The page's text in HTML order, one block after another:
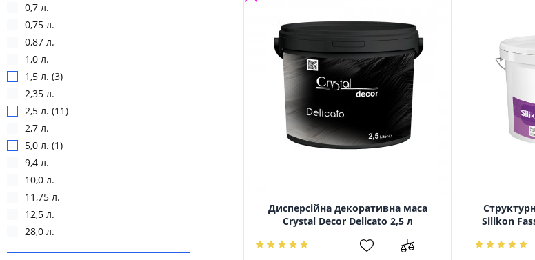
0,7 л.
0,75 л.
0,87 л.
1,0 л.
1,5 л. (3)
2,35 л.
2,5 л. (11)
2,7 л.
5,0 л. (1)
9,4 л.
10,0 л.
11,75 л.
12,5 л.
28,0 л.
Дисперсійна декоративна маса
Crystal Decor Delicato 2,5 л
Silikon